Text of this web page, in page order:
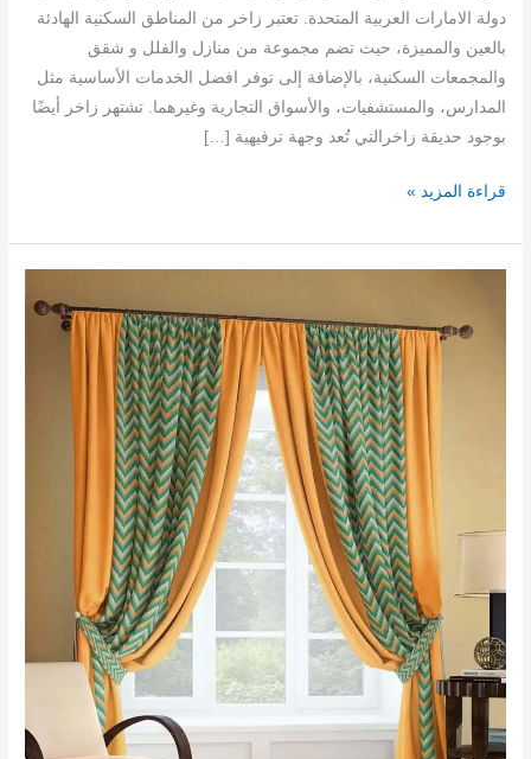
دولة الامارات العربية المتحدة. تعتبر زاخر من المناطق السكنية الهادئة
بالعين والمميزة، حيث تضم مجموعة من منازل والفلل و شقق
والمجمعات السكنية، بالإضافة إلى توفر افضل الخدمات الأساسية مثل
المدارس، والمستشفيات، والأسواق التجارية وغيرهما. تشتهر زاخر أيضًا
بوجود حديقة زاخرالتي تُعد وجهة ترفيهية […]
شركة
زاخر
قراءة المزيد »